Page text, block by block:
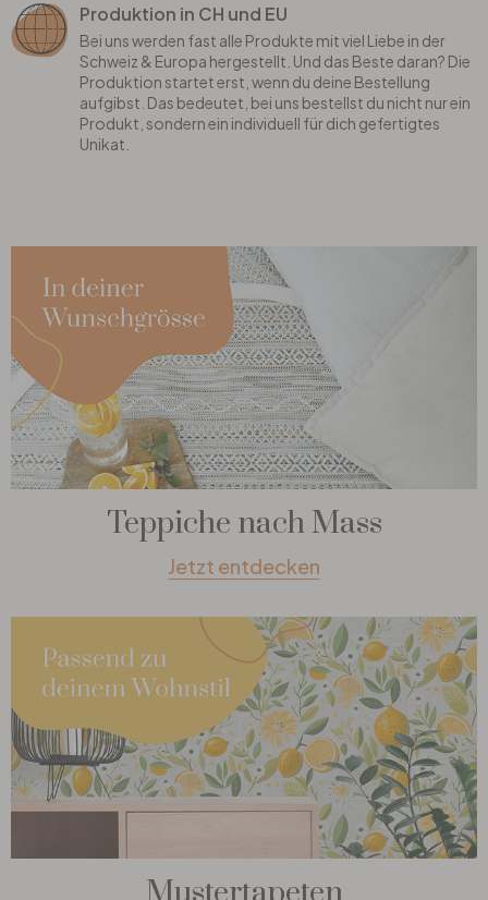
Produktion in CH und EU
Bei uns werden fast alle Produkte mit viel Liebe in der
Schweiz & Europa hergestellt. Und das Beste daran? Die
Produktion startet erst, wenn du deine Bestellung
aufgibst. Das bedeutet, bei uns bestellst du nicht nur ein
Produkt, sondern ein individuell für dich gefertigtes
Unikat.
Teppiche nach Mass
Jetzt entdecken